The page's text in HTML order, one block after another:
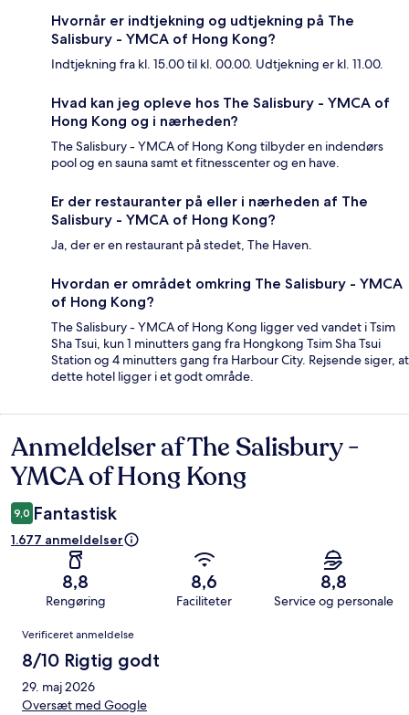
Hvornår er indtjekning og udtjekning på The
Salisbury - YMCA of Hong Kong?
Indtjekning fra kl. 15.00 til kl. 00.00. Udtjekning er kl. 11.00.
Hvad kan jeg opleve hos The Salisbury - YMCA of
Hong Kong og i nærheden?
The Salisbury - YMCA of Hong Kong tilbyder en indendørs
pool og en sauna samt et fitnesscenter og en have.
Er der restauranter på eller i nærheden af The
Salisbury - YMCA of Hong Kong?
Ja, der er en restaurant på stedet, The Haven.
Hvordan er området omkring The Salisbury - YMCA
of Hong Kong?
The Salisbury - YMCA of Hong Kong ligger ved vandet i Tsim
Sha Tsui, kun 1 minutters gang fra Hongkong Tsim Sha Tsui
Station og 4 minutters gang fra Harbour City. Rejsende siger, at
dette hotel ligger i et godt område.
Anmeldelser
Anmeldelser af The Salisbury -
YMCA of Hong Kong
9,0 Fantastisk
1.677 anmeldelser
8,8
Rengøring
8,6
Faciliteter
8,8
Service og personale
Anmeldelser
Verificeret anmeldelse
8/10 Rigtig godt
29. maj 2026
Oversæt med Google